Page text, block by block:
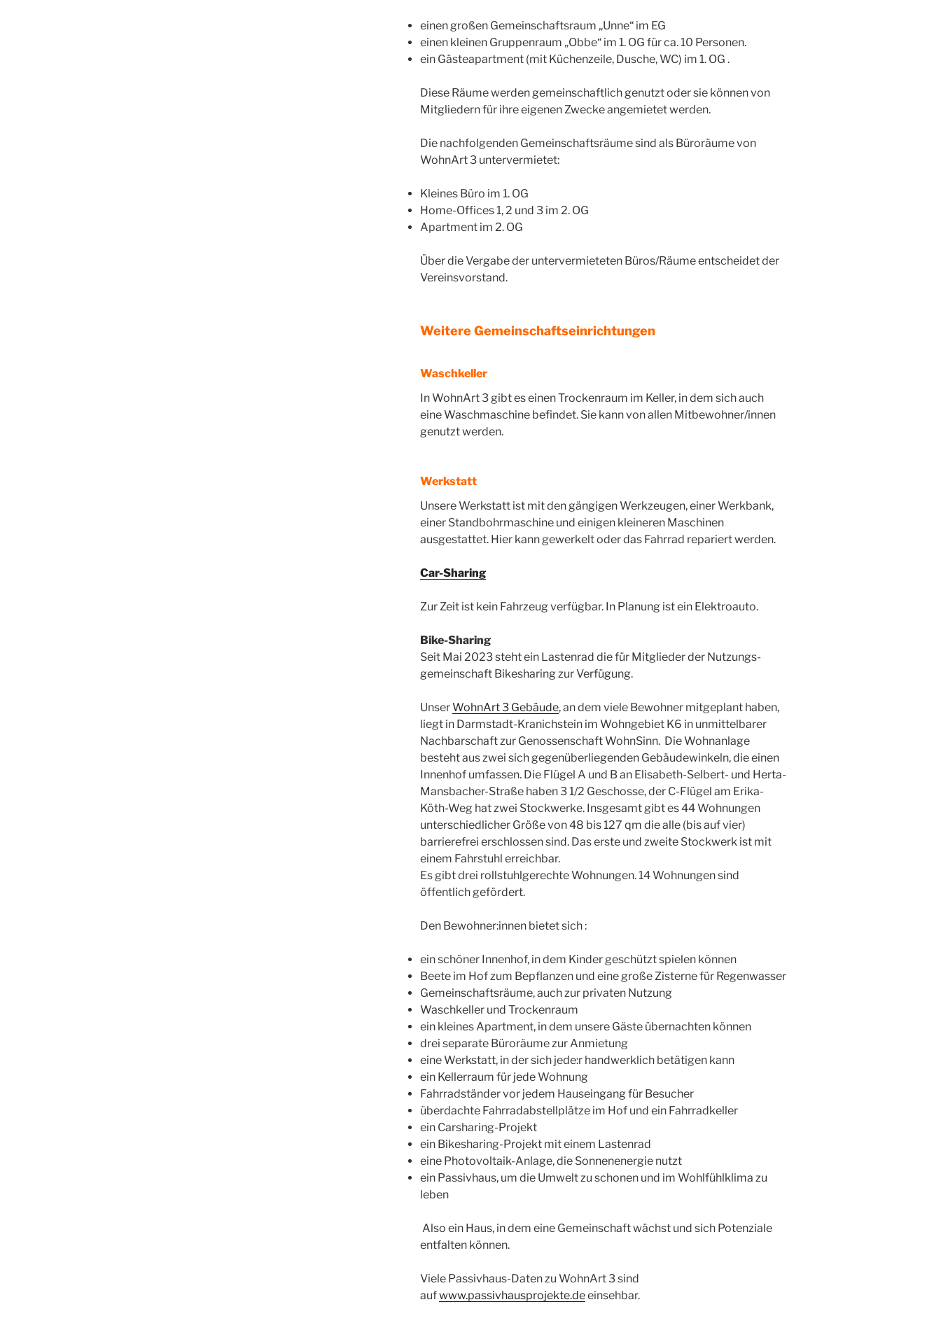
einen großen Gemeinschaftsraum „Unne“ im EG
einen kleinen Gruppenraum „Obbe“ im 1. OG für ca. 10 Personen.
ein Gästeapartment (mit Küchenzeile, Dusche, WC) im 1. OG .
Diese Räume werden gemeinschaftlich genutzt oder sie können von
Mitgliedern für ihre eigenen Zwecke angemietet werden.
Die nachfolgenden Gemeinschaftsräume sind als Büroräume von
WohnArt 3 untervermietet:
Kleines Büro im 1. OG
Home-Offices 1, 2 und 3 im 2. OG
Apartment im 2. OG
Über die Vergabe der untervermieteten Büros/Räume entscheidet der
Vereinsvorstand.
Weitere Gemeinschaftseinrichtungen
Waschkeller
In WohnArt 3 gibt es einen Trockenraum im Keller, in dem sich auch
eine Waschmaschine befindet. Sie kann von allen Mitbewohner/innen
genutzt werden.
Werkstatt
Unsere Werkstatt ist mit den gängigen Werkzeugen, einer Werkbank,
einer Standbohrmaschine und einigen kleineren Maschinen
ausgestattet. Hier kann gewerkelt oder das Fahrrad repariert werden.
Car-Sharing
Zur Zeit ist kein Fahrzeug verfügbar. In Planung ist ein Elektroauto.
Bike-Sharing
Seit Mai 2023 steht ein Lastenrad die für Mitglieder der Nutzungs-
gemeinschaft Bikesharing zur Verfügung.
UnserWohnArt 3 Gebäude, an dem viele Bewohner mitgeplant haben,
liegt in Darmstadt-Kranichstein im Wohngebiet K6 in unmittelbarer
Nachbarschaft zur Genossenschaft WohnSinn. Die Wohnanlage
besteht aus zwei sich gegenüberliegenden Gebäudewinkeln, die einen
Innenhof umfassen. Die Flügel A und B an Elisabeth-Selbert- und Herta-
Mansbacher-Straße haben 3 1/2 Geschosse, der C-Flügel am Erika-
Köth-Weg hat zwei Stockwerke. Insgesamt gibt es 44 Wohnungen
unterschiedlicher Größe von 48 bis 127 qm die alle (bis auf vier)
barrierefrei erschlossen sind. Das erste und zweite Stockwerk ist mit
einem Fahrstuhl erreichbar.
Es gibt drei rollstuhlgerechte Wohnungen. 14 Wohnungen sind
öffentlich gefördert.
Den Bewohner:innen bietet sich :
ein schöner Innenhof, in dem Kinder geschützt spielen können
Beete im Hof zum Bepflanzen und eine große Zisterne für Regenwasser
Gemeinschaftsräume, auch zur privaten Nutzung
Waschkeller und Trockenraum
ein kleines Apartment, in dem unsere Gäste übernachten können
drei separate Büroräume zur Anmietung
eine Werkstatt, in der sich jede:r handwerklich betätigen kann
ein Kellerraum für jede Wohnung
Fahrradständer vor jedem Hauseingang für Besucher
überdachte Fahrradabstellplätze im Hof und ein Fahrradkeller
ein Carsharing-Projekt
ein Bikesharing-Projekt mit einem Lastenrad
eine Photovoltaik-Anlage, die Sonnenenergie nutzt
ein Passivhaus, um die Umwelt zu schonen und im Wohlfühlklima zu
leben
Also ein Haus, in dem eine Gemeinschaft wächst und sich Potenziale
entfalten können.
Viele Passivhaus-Daten zu WohnArt 3 sind
aufwww.passivhausprojekte.deeinsehbar.